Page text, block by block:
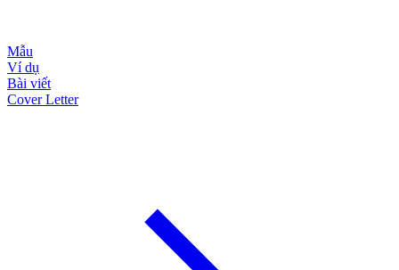
Mẫu
Ví dụ
Bài viết
Cover Letter